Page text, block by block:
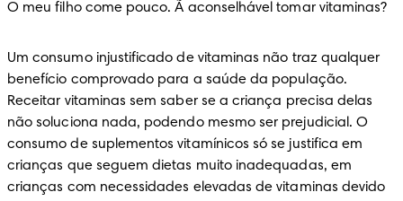
O meu filho come pouco. Ã aconselhável tomar vitaminas?
Um consumo injustificado de vitaminas não traz qualquer
benefício comprovado para a saúde da população.
Receitar vitaminas sem saber se a criança precisa delas
não soluciona nada, podendo mesmo ser prejudicial. O
consumo de suplementos vitamínicos só se justifica em
crianças que seguem dietas muito inadequadas, em
crianças com necessidades elevadas de vitaminas devido